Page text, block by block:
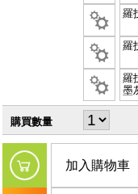
羅
羅
羅
墨
購買數量
加入購物車